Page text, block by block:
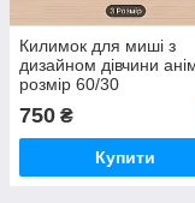
Килимок для миші з
дизайном дівчини
розмір 60/30
750 ₴
Купити